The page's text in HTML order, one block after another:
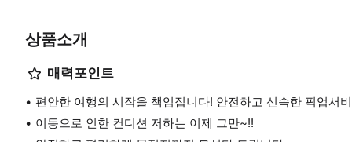
상품소개
매력포인트
편안한 여행의 시작을 책임집니다! 안전하고 신속한 픽업서
이동으로 인한 컨디션 저하는 이제 그만~!!